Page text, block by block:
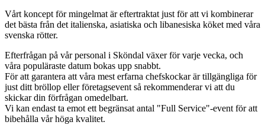
Vårt koncept för mingelmat är eftertraktat just för att vi kombinerar
det bästa från det italienska, asiatiska och libanesiska köket med våra
svenska rötter.
Efterfrågan på vår personal i Sköndal växer för varje vecka, och
våra populäraste datum bokas upp snabbt.
För att garantera att våra mest erfarna chefskockar är tillgängliga för
just ditt bröllop eller företagsevent så rekommenderar vi att du
skickar din förfrågan omedelbart.
Vi kan endast ta emot ett begränsat antal "Full Service"-event för att
bibehålla vår höga kvalitet.